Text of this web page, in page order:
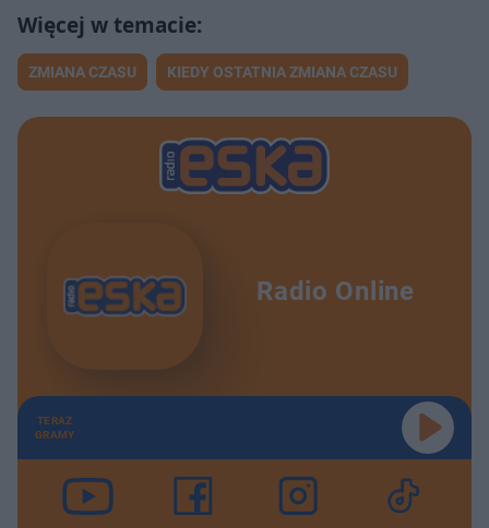
ZMIANA CZASU KIEDY OSTATNIA ZMIANA CZASU
Radio Online
TERAZ
GRAMY